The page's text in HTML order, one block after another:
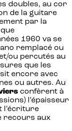
doubles, au cor
de la guitare
par la
1960 va se
remplacé ou
ou percutés au
que les
encore avec
ou autres. Au
confèrent à
l’épaisseur
l’écriture
recours aux